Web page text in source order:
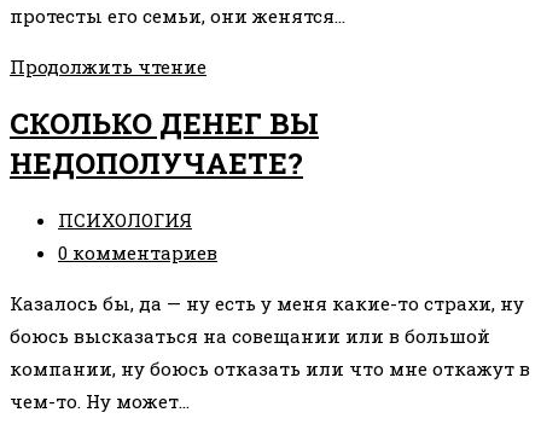
протесты его семьи, они женятся…
Продолжить чтение•ФИЛЬМ
ВЫХОДНЫЕ:
«МЕНЯ
СКОЛЬКО ДЕНЕГ ВЫ
НЕДОПОЛУЧАЕТЕ?
Рубрика
записи:
ПСИХОЛОГИЯ
Комментарии
записи:
0 комментариев
Казалось бы, да — ну есть у меня какие-то страхи, ну
боюсь высказаться на совещании или в большой
компании, ну боюсь отказать или что мне откажут в
чем-то. Ну может…